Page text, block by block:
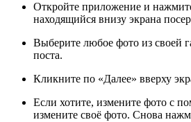
Откройте приложение и
находящийся внизу экрана
Выберите любое фото из своей
поста.
Кликните по «Далее» вверху
Если хотите, измените фото с
измените своё фото. Снова